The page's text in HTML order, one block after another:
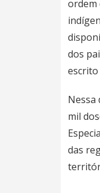
ordem
dos
escrito
Nessa
mil
das